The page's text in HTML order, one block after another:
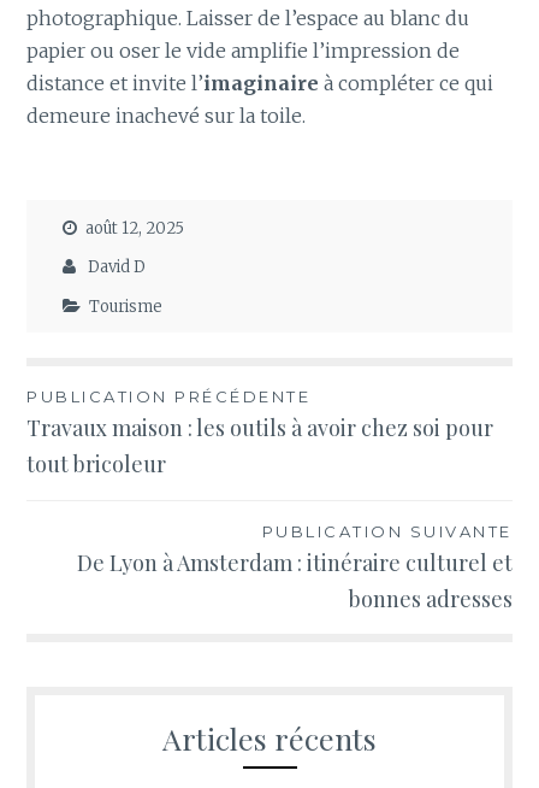
photographique. Laisser de l’espace au blanc du
papier ou oser le vide amplifie l’impression de
distance et invite l’imaginaire à compléter ce qui
demeure inachevé sur la toile.
août 12, 2025
David D
Tourisme
Navigation
de
PUBLICATION PRÉCÉDENTE
Travaux maison : les outils à avoir chez soi pour
tout bricoleur
PUBLICATION SUIVANTE
De Lyon à Amsterdam : itinéraire culturel et
bonnes adresses
Articles récents